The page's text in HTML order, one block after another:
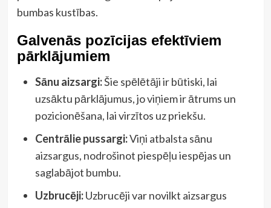
bumbas kustības.
Galvenās pozīcijas efektīviem
pārklājumiem
Sānu aizsargi:Šie spēlētāji ir būtiski, lai
uzsāktu pārklājumus, jo viņiem ir ātrums un
pozicionēšana, lai virzītos uz priekšu.
Centrālie pussargi:Viņi atbalsta sānu
aizsargus, nodrošinot piespēļu iespējas un
saglabājot bumbu.
Uzbrucēji:Uzbrucēji var novilkt aizsargus